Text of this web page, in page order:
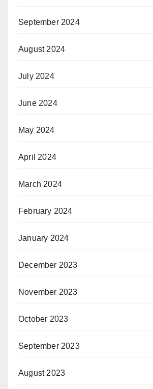
September 2024
August 2024
July 2024
June 2024
May 2024
April 2024
March 2024
February 2024
January 2024
December 2023
November 2023
October 2023
September 2023
August 2023